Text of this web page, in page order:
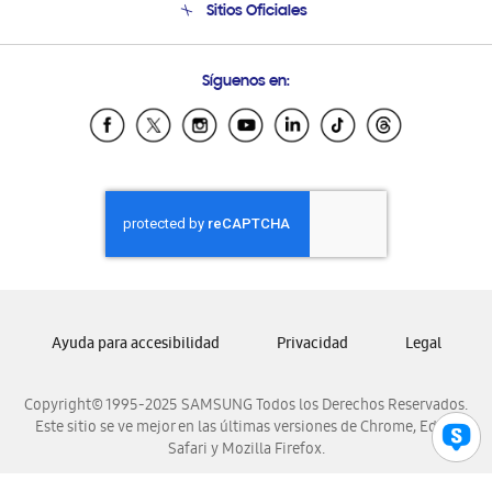
Condiciones de Compra
Soporte vía eMail
Sitios Oficiales
Samsung Ecuador
Samsung El Salvador
Samsung Honduras
Samsung Nicaragua
Samsung Panamá
Samsung Venezuela
Síguenos en:
Copyright© 1995-2025 SAMSUNG Todos los Derechos Reservados.
Este sitio se ve mejor en las últimas versiones de Chrome, Edge,
Safari y Mozilla Firefox.
Ayuda para accesibilidad Privacidad Legal